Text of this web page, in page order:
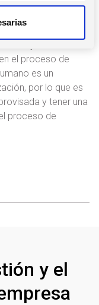
el proceso de
es un
por lo que es
y tener una
proceso de
y el